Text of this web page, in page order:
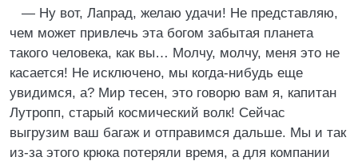
— Ну вот, Лапрад, желаю удачи! Не представляю,
чем может привлечь эта богом забытая планета
такого человека, как вы… Молчу, молчу, меня это не
касается! Не исключено, мы когда-нибудь еще
увидимся, а? Мир тесен, это говорю вам я, капитан
Лутропп, старый космический волк! Сейчас
выгрузим ваш багаж и отправимся дальше. Мы и так
из-за этого крюка потеряли время, а для компании